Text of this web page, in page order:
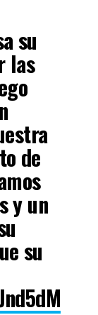
su
las
de
y un
su